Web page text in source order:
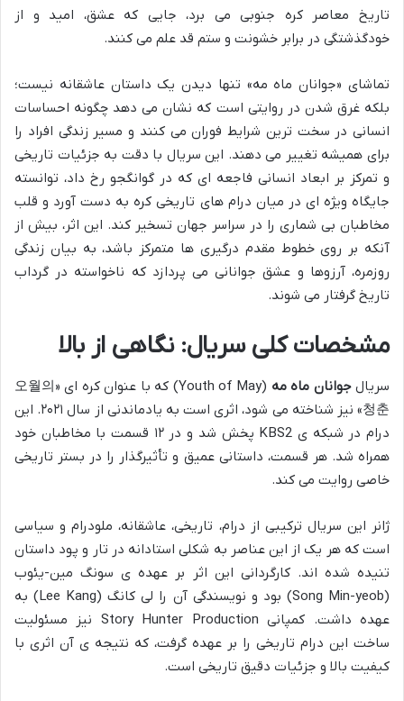
تاریخ معاصر کره جنوبی می برد، جایی که عشق، امید و از
خودگذشتگی در برابر خشونت و ستم قد علم می کنند.
تماشای «جوانان ماه مه» تنها دیدن یک داستان عاشقانه نیست؛
بلکه غرق شدن در روایتی است که نشان می دهد چگونه احساسات
انسانی در سخت ترین شرایط فوران می کنند و مسیر زندگی افراد را
برای همیشه تغییر می دهند. این سریال با دقت به جزئیات تاریخی
و تمرکز بر ابعاد انسانی فاجعه ای که در گوانگجو رخ داد، توانسته
جایگاه ویژه ای در میان درام های تاریخی کره به دست آورد و قلب
مخاطبان بی شماری را در سراسر جهان تسخیر کند. این اثر، بیش از
آنکه بر روی خطوط مقدم درگیری ها متمرکز باشد، به بیان زندگی
روزمره، آرزوها و عشق جوانانی می پردازد که ناخواسته در گرداب
تاریخ گرفتار می شوند.
مشخصات کلی سریال: نگاهی از بالا
سریالجوانان ماه مه
(Youth of May) که با عنوان کره ای «오월의
청춘» نیز شناخته می شود، اثری است به یادماندنی از سال ۲۰۲۱. این
درام در شبکه ی KBS2 پخش شد و در ۱۲ قسمت با مخاطبان خود
همراه شد. هر قسمت، داستانی عمیق و تأثیرگذار را در بستر تاریخی
خاصی روایت می کند.
ژانر این سریال ترکیبی از درام، تاریخی، عاشقانه، ملودرام و سیاسی
است که هر یک از این عناصر به شکلی استادانه در تار و پود داستان
تنیده شده اند. کارگردانی این اثر بر عهده ی سونگ مین-یئوب
(Song Min-yeob) بود و نویسندگی آن را لی کانگ (Lee Kang) به
عهده داشت. کمپانی Story Hunter Production نیز مسئولیت
ساخت این درام تاریخی را بر عهده گرفت، که نتیجه ی آن اثری با
کیفیت بالا و جزئیات دقیق تاریخی است.